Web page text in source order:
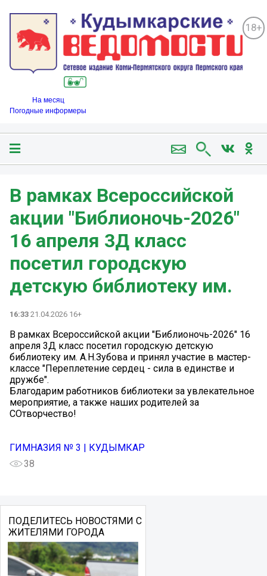
18+
На месяц
Погодные информеры
В рамках Всероссийской
акции "Библионочь-2026"
16 апреля 3Д класс
посетил городскую
детскую библиотеку им.
16:33 21.04.2026 16+
В рамках Всероссийской акции "Библионочь-2026" 16
апреля 3Д класс посетил городскую детскую
библиотеку им. А.Н.Зубова и принял участие в мастер-
классе "Переплетение сердец - сила в единстве и
дружбе".
Благодарим работников библиотеки за увлекательное
мероприятие, а также наших родителей за
СОтворчество!
ГИМНАЗИЯ № 3 | КУДЫМКАР
38
ПОДЕЛИТЕСЬ НОВОСТЯМИ С
ЖИТЕЛЯМИ ГОРОДА